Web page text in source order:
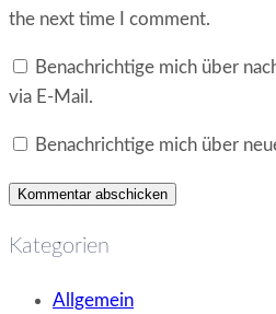
the next time I comment.
Benachrichtige mich über
via E-Mail.
Benachrichtige mich über
Kategorien
Allgemein